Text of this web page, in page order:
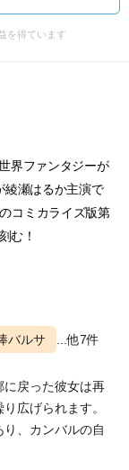
を得ています
界ファンタジーが
綾瀬はるか主演で
コミカライズ版第
む！
バルサ ...他7件
に戻った彼女は再
広げられます。
、カンバルの自